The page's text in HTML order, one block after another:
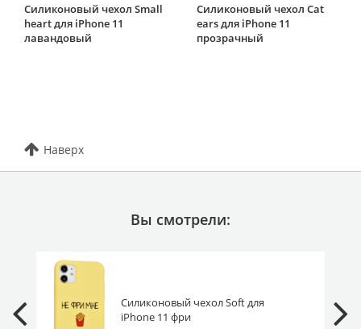
Силиконовый чехол Small
heart для iPhone 11
лавандовый
Силиконовый чехол Cat
ears для iPhone 11
прозрачный
Наверх
Вы смотрели:
Силиконовый чехол Soft для
iPhone 11 фри